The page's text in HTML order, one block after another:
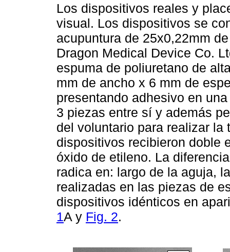
Los dispositivos reales y
visual. Los dispositivos se
acupuntura de 25x0,22mm
Dragon Medical Device Co.
espuma de poliuretano de
mm de ancho x 6 mm de
presentando adhesivo en
3 piezas entre sí y además
del voluntario para realizar la
dispositivos recibieron doble
óxido de etileno. La
radica en: largo de la aguja,
realizadas en las piezas de
dispositivos idénticos en
1A y Fig. 2.